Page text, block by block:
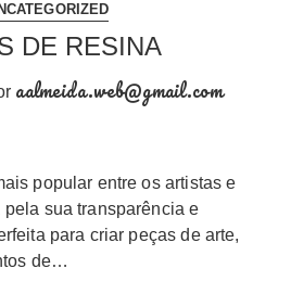
DE RESINA
aalmeida.web@gmail.com
popular entre os artistas e
sua transparência e
para criar peças de arte,
de…